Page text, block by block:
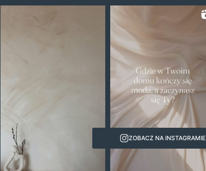
ZOBACZ NA INSTAGRAMIE